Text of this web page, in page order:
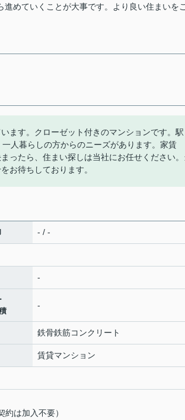
めていくことが大事です。より良い住まいを
ます。クローゼット付きのマンションです。
人暮らしの方からのニーズがあります。家賃
ったら、住まい探しは当社にお任せください
お待ちしております。
- / -
-
-
鉄骨鉄筋コンクリート
賃貸マンション
は加入不要）